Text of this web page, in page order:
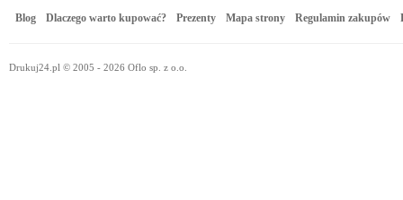
Blog Dlaczego warto kupować? Prezenty Mapa strony Regulamin zakupów
Drukuj24.pl © 2005 - 2026 Oflo sp. z o.o.